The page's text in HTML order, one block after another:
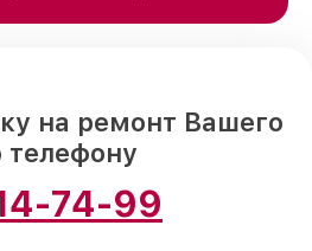
на ремонт Вашего
телефону
74-99